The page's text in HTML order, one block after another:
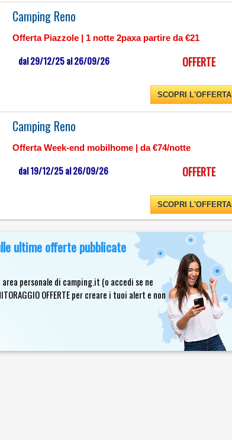
Camping Reno
Offerta Piazzole | 1 notte 2paxa partire da €21
dal 29/12/25 al 26/09/26 OFFERTE
SCOPRI L'OFFERTA
Camping Reno
Offerta Week-end mobilhome | da €74/notte
dal 19/12/25 al 26/09/26 OFFERTE
SCOPRI L'OFFERTA
ultime offerte pubblicate
personale di camping.it (o accedi se ne
OFFERTE per creare i tuoi alert e non
CON UN FRONTEMARE
DI OLTRE 1 KM NELLA
CAMPANIA